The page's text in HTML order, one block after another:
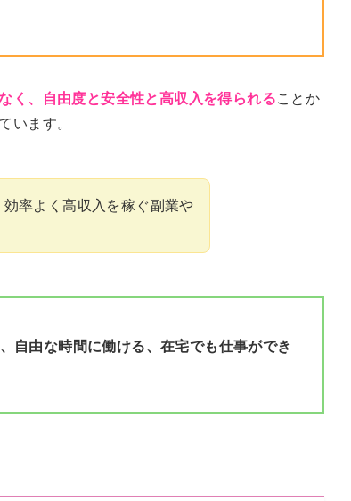
く、自由度と安全性と高収入を得られることか
ます。
効率よく高収入を稼ぐ副業や
自由な時間に働ける、在宅でも仕事ができ